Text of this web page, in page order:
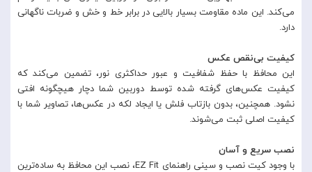
می‌کند. این ماده مقاومت بسیار بالایی در برابر خط و خش و ضربات ناگهانی
دارد.
کیفیت بی‌نقص عکس
این محافظ با حفظ شفافیت و عبور حداکثری نور، تضمین می‌کند که
کیفیت عکس‌های گرفته شده توسط دوربین شما دچار هیچگونه افتی
نشود. همچنین، بدون بازتاب فلش یا ایجاد لکه در عکس‌ها، تصاویر شما با
کیفیت اصلی ثبت می‌شوند.
نصب سریع و آسان
با وجود کیت نصب و سینی راهنمای EZ Fit، نصب این محافظ به ساده‌ترین